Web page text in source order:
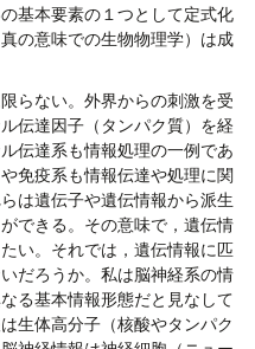
基本要素の１つとして定式化
の意味での生物物理学）は成
らない。外界からの刺激を受
伝達因子（タンパク質）を経
伝達系も情報処理の一例であ
免疫系も情報伝達や処理に関
は遺伝子や遺伝情報から派生
できる。その意味で，遺伝情
い。それでは，遺伝情報に匹
だろうか。私は脳神経系の情
る基本情報形態だと見なして
生体高分子（核酸やタンパク